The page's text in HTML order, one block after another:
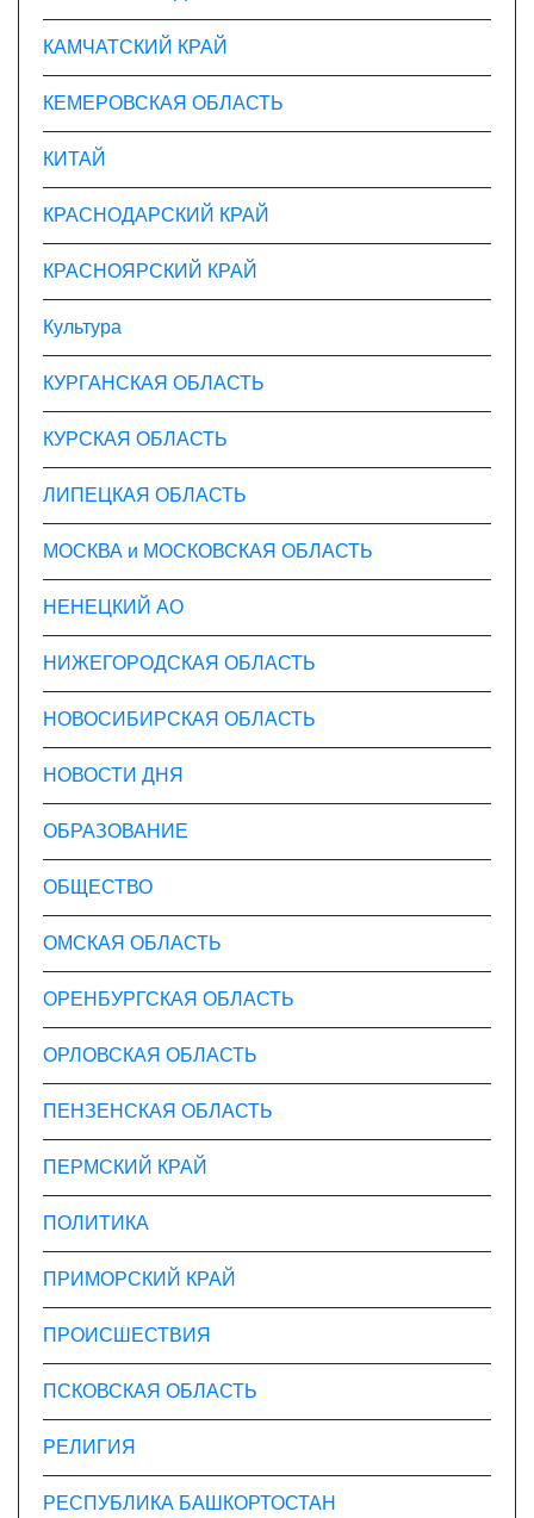
КАМЧАТСКИЙ КРАЙ
КЕМЕРОВСКАЯ ОБЛАСТЬ
КИТАЙ
КРАСНОДАРСКИЙ КРАЙ
КРАСНОЯРСКИЙ КРАЙ
Культура
КУРГАНСКАЯ ОБЛАСТЬ
КУРСКАЯ ОБЛАСТЬ
ЛИПЕЦКАЯ ОБЛАСТЬ
МОСКВА и МОСКОВСКАЯ ОБЛАСТЬ
НЕНЕЦКИЙ АО
НИЖЕГОРОДСКАЯ ОБЛАСТЬ
НОВОСИБИРСКАЯ ОБЛАСТЬ
НОВОСТИ ДНЯ
ОБРАЗОВАНИЕ
ОБЩЕСТВО
ОМСКАЯ ОБЛАСТЬ
ОРЕНБУРГСКАЯ ОБЛАСТЬ
ОРЛОВСКАЯ ОБЛАСТЬ
ПЕНЗЕНСКАЯ ОБЛАСТЬ
ПЕРМСКИЙ КРАЙ
ПОЛИТИКА
ПРИМОРСКИЙ КРАЙ
ПРОИСШЕСТВИЯ
ПСКОВСКАЯ ОБЛАСТЬ
РЕЛИГИЯ
РЕСПУБЛИКА БАШКОРТОСТАН